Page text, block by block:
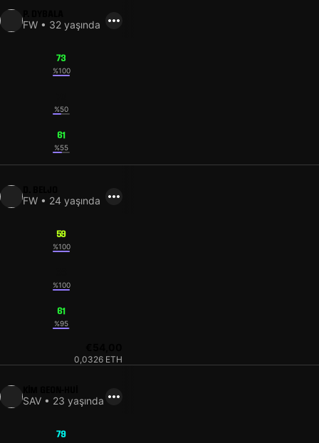
FW • 32 yaşında
73
%100
%50
61
%55
FW • 24 yaşında
59
%100
%100
61
%95
0,0326 ETH
SAV • 23 yaşında
79